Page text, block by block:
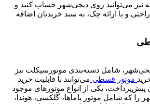
نیز می‌توانید روی دیجی‌شهر حساب کنید و
و با ارائه چک، به سبد خریدتان اضافه
شامل دسته‌بندی موتورسیکلت نیز
موتور قسطی می‌توانند با قابلیت خرید
یکی از انواع موتورهای موجود
را که شامل موتور یاماها، گلکسی، هوندا،